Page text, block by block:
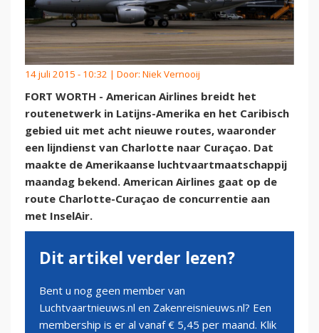
14 juli 2015 - 10:32 | Door: Niek Vernooij
FORT WORTH - American Airlines breidt het
routenetwerk in Latijns-Amerika en het Caribisch
gebied uit met acht nieuwe routes, waaronder
een lijndienst van Charlotte naar Curaçao. Dat
maakte de Amerikaanse luchtvaartmaatschappij
maandag bekend. American Airlines gaat op de
route Charlotte-Curaçao de concurrentie aan
met InselAir.
Dit artikel verder lezen?
Bent u nog geen member van
Luchtvaartnieuws.nl en Zakenreisnieuws.nl? Een
membership is er al vanaf € 5,45 per maand. Klik